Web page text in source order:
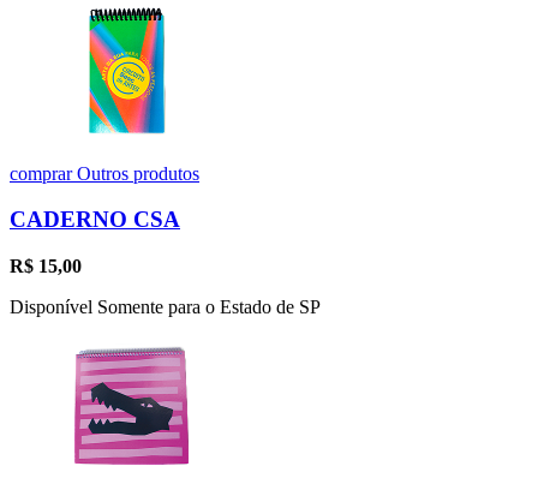
comprarOutros produtos
CADERNO CSA
R$ 15,00
Disponível Somente para o Estado de SP